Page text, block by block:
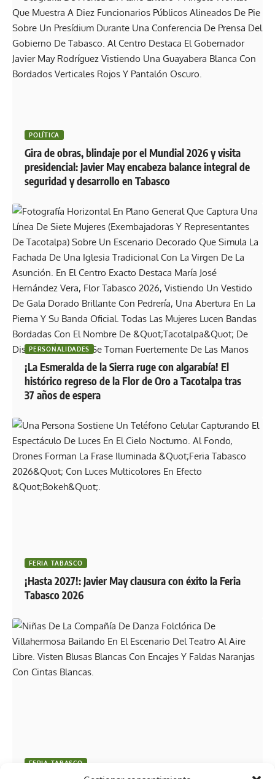
POLÍTICA
Gira de obras, blindaje por el Mundial 2026 y visita
presidencial: Javier May encabeza balance integral de
seguridad y desarrollo en Tabasco
PERSONALIDADES
¡La Esmeralda de la Sierra ruge con algarabía! El
histórico regreso de la Flor de Oro a Tacotalpa tras
37 años de espera
FERIA TABASCO
¡Hasta 2027!: Javier May clausura con éxito la Feria
Tabasco 2026
FERIA TABASCO